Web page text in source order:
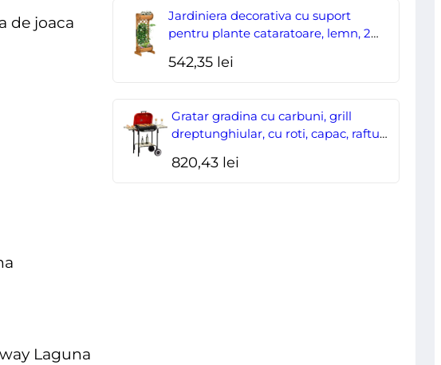
Jardiniera decorativa cu suport
pentru plante cataratoare, lemn, 2
542,35 lei
Gratar gradina cu carbuni, grill
dreptunghiular, cu roti, capac, rafturi,
820,43 lei
de joaca